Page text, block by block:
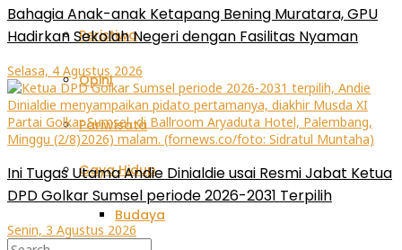
Peristiwa
Opini
Pariwisata
Gaya Hidup
Budaya
Bahagia Anak-anak Ketapang Bening Muratara, GPU
Hadirkan Sekolah Negeri dengan Fasilitas Nyaman
Selasa, 4 Agustus 2026
Ini Tugas Utama Andie Dinialdie usai Resmi Jabat Ketua
DPD Golkar Sumsel periode 2026-2031 Terpilih
Senin, 3 Agustus 2026